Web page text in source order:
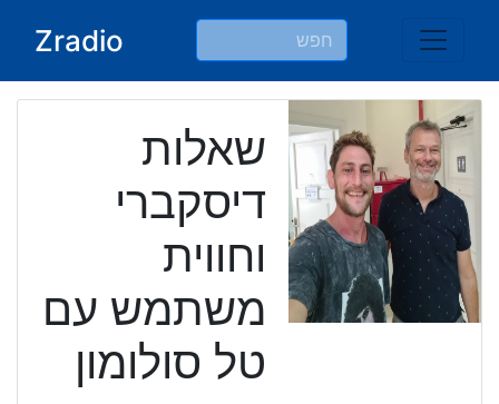
Zradio
שאלות
דיסקברי
וחווית
משתמש עם
טל סולומון